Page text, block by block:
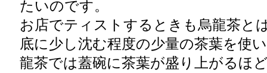
たいのです。
お店でティストするときも烏龍茶と
底に少し沈む程度の少量の茶葉を使
龍茶では蓋碗に茶葉が盛り上がるほ